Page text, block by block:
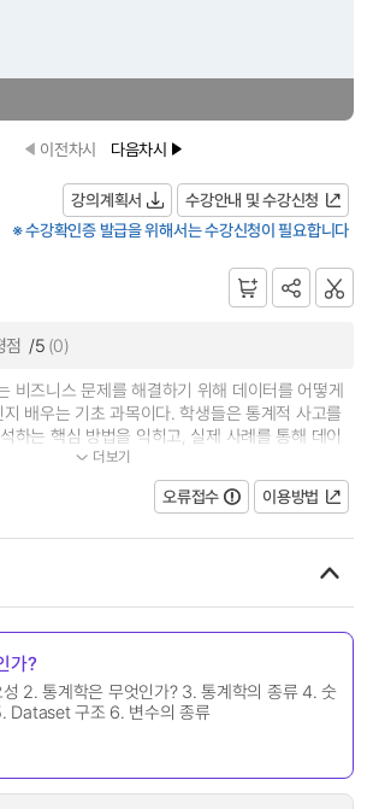
이전차시 다음차시
강의계획서
수강안내 및 수강신청
※ 수강확인증 발급을 위해서는 수강신청이 필요합니다
점 /5 (0)
비즈니스 문제를 해결하기 위해 데이터를 어떻게
지 배우는 기초 과목이다. 학생들은 통계적 사고를
하는 핵심 방법을 익히고, 실제 사례를 통해 데이
에 대한 이... 더보기
오류접수 이용방법
가?
2. 통계학은 무엇인가? 3. 통계학의 종류 4. 숫
Dataset 구조 6. 변수의 종류